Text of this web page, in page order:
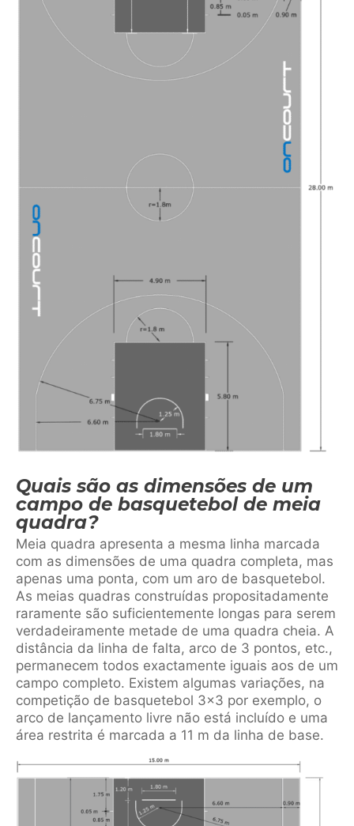
Quais são as dimensões de um
campo de basquetebol de meia
quadra?
Meia quadra apresenta a mesma linha marcada
com as dimensões de uma quadra completa, mas
apenas uma ponta, com um aro de basquetebol.
As meias quadras construídas propositadamente
raramente são suficientemente longas para serem
verdadeiramente metade de uma quadra cheia. A
distância da linha de falta, arco de 3 pontos, etc.,
permanecem todos exactamente iguais aos de um
campo completo. Existem algumas variações, na
competição de basquetebol 3×3 por exemplo, o
arco de lançamento livre não está incluído e uma
área restrita é marcada a 11 m da linha de base.